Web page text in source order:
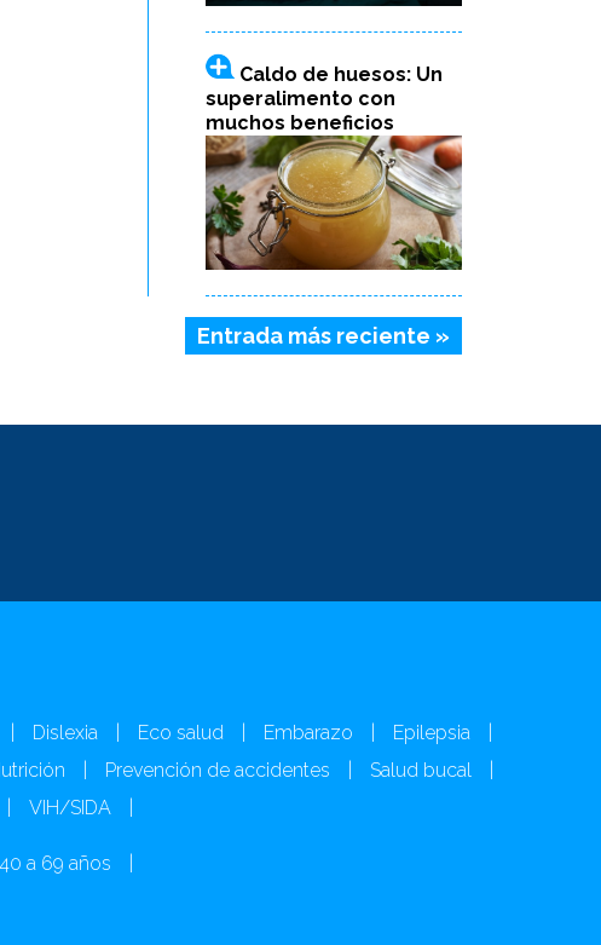
Caldo de huesos: Un
superalimento con
muchos beneficios
Entrada más reciente »
Dislexia Eco salud Embarazo Epilepsia
Prevención de accidentes Salud bucal
VIH/SIDA
40 a 69 años